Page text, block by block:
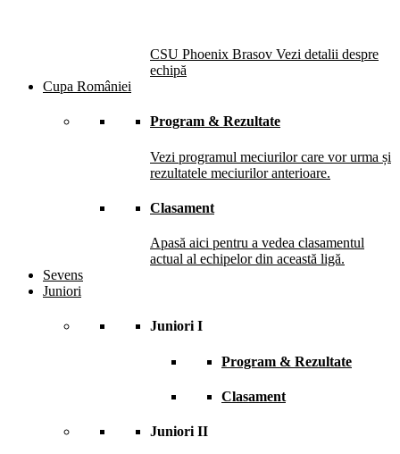
CSU Phoenix Brasov Vezi detalii despre
echipă
Cupa României
Program & Rezultate
Vezi programul meciurilor care vor urma și
rezultatele meciurilor anterioare.
Clasament
Apasă aici pentru a vedea clasamentul
actual al echipelor din această ligă.
Sevens
Juniori
Juniori I
Program & Rezultate
Clasament
Juniori II